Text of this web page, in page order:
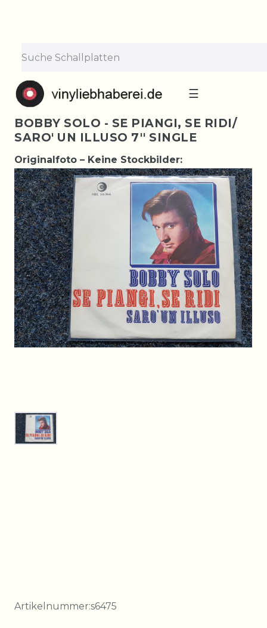
☰
BOBBY SOLO - SE PIANGI, SE RIDI/
SARO' UN ILLUSO 7'' SINGLE
Originalfoto – Keine Stockbilder:
Artikelnummer:s6475